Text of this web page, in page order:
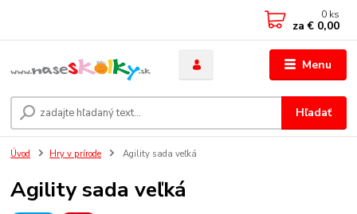
Menu
Hľadať
0 ks
za € 0,00
Úvod Hry v prírode Agility sada veľká
Agility sada veľká